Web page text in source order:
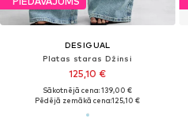
DESIGUAL
Platas staras Džinsi
125,10 €
Sākotnējā cena: 139,00 €
Pēdējā zemākā cena:125,10 €